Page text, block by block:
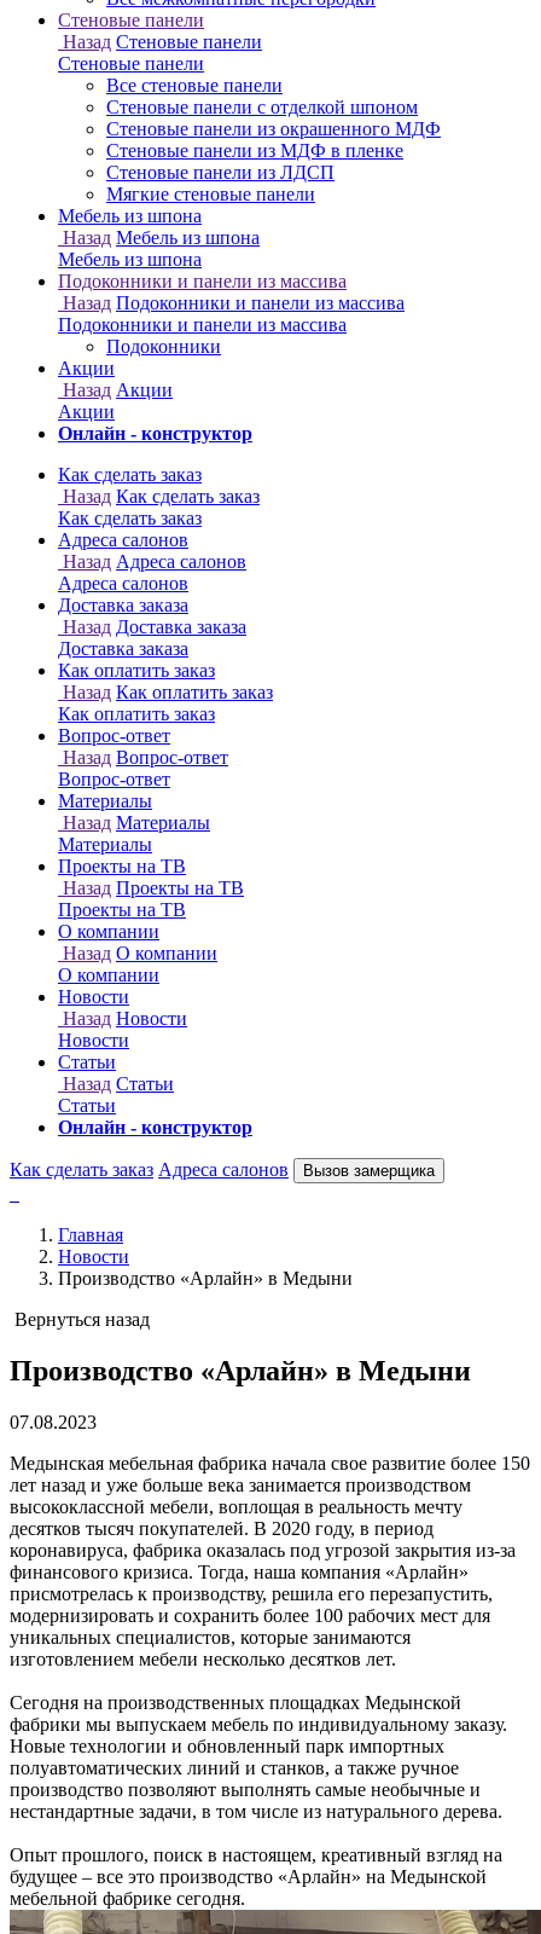
Онлайн - конструктор
Онлайн - конструктор
Как сделать заказ Адреса салонов Вызов замерщика
Главная
Новости
Производство «Арлайн» в Медыни
Вернуться назад
Производство «Арлайн» в Медыни
07.08.2023
Медынская мебельная фабрика начала свое развитие более 150
лет назад и уже больше века занимается производством
высококлассной мебели, воплощая в реальность мечту
десятков тысяч покупателей. В 2020 году, в период
коронавируса, фабрика оказалась под угрозой закрытия из-за
финансового кризиса. Тогда, наша компания «Арлайн»
присмотрелась к производству, решила его перезапустить,
модернизировать и сохранить более 100 рабочих мест для
уникальных специалистов, которые занимаются
изготовлением мебели несколько десятков лет.
Сегодня на производственных площадках Медынской
фабрики мы выпускаем мебель по индивидуальному заказу.
Новые технологии и обновленный парк импортных
полуавтоматических линий и станков, а также ручное
производство позволяют выполнять самые необычные и
нестандартные задачи, в том числе из натурального дерева.
Опыт прошлого, поиск в настоящем, креативный взгляд на
будущее – все это производство «Арлайн» на Медынской
мебельной фабрике сегодня.